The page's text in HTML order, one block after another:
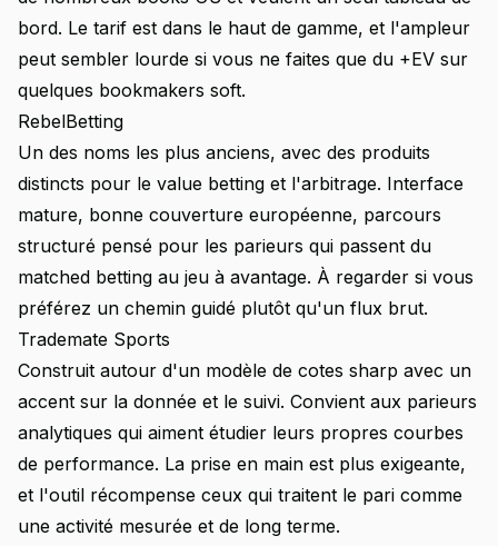
bord. Le tarif est dans le haut de gamme, et l'ampleur
peut sembler lourde si vous ne faites que du +EV sur
quelques bookmakers soft.
RebelBetting
Un des noms les plus anciens, avec des produits
distincts pour le value betting et l'arbitrage. Interface
mature, bonne couverture européenne, parcours
structuré pensé pour les parieurs qui passent du
matched betting au jeu à avantage. À regarder si vous
préférez un chemin guidé plutôt qu'un flux brut.
Trademate Sports
Construit autour d'un modèle de cotes sharp avec un
accent sur la donnée et le suivi. Convient aux parieurs
analytiques qui aiment étudier leurs propres courbes
de performance. La prise en main est plus exigeante,
et l'outil récompense ceux qui traitent le pari comme
une activité mesurée et de long terme.